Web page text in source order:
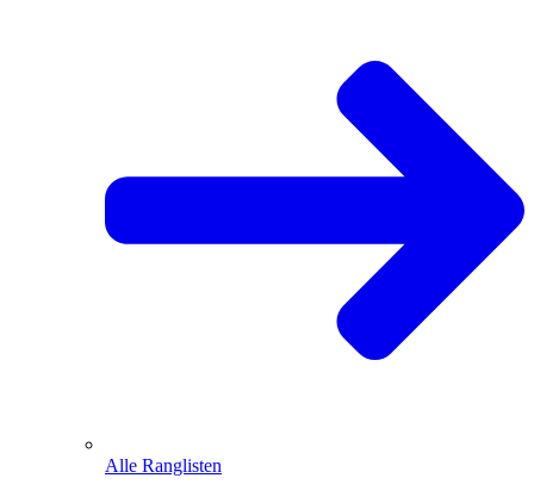
Alle Ranglisten